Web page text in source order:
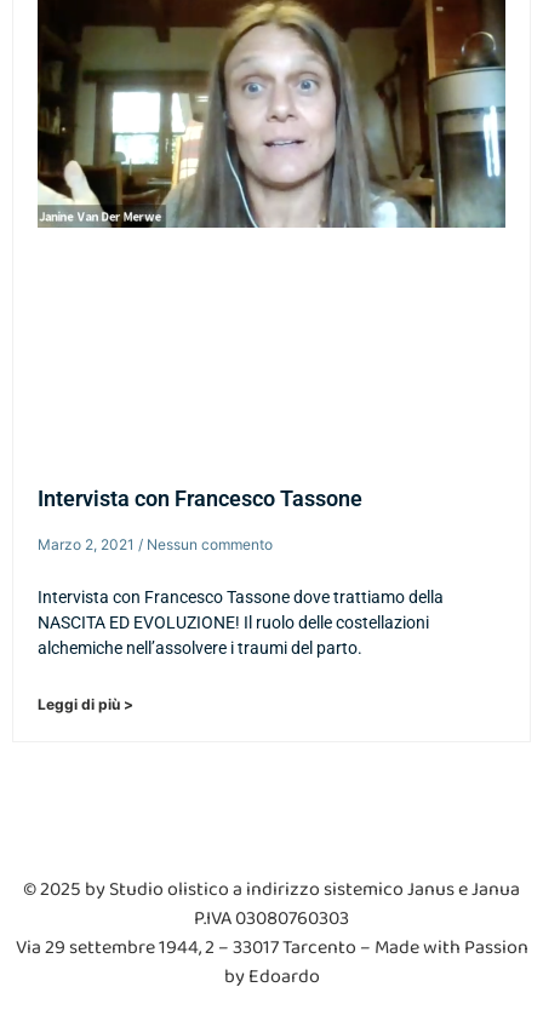
Intervista con Francesco Tassone
Marzo 2, 2021 Nessun commento
Intervista con Francesco Tassone dove trattiamo della
NASCITA ED EVOLUZIONE! Il ruolo delle costellazioni
alchemiche nell’assolvere i traumi del parto.
Leggi di più >
© 2025 by Studio olistico a indirizzo sistemico Janus e Janua
P.IVA 03080760303
Via 29 settembre 1944, 2 – 33017 Tarcento – Made with Passion
by Edoardo